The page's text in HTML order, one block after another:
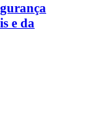
e da